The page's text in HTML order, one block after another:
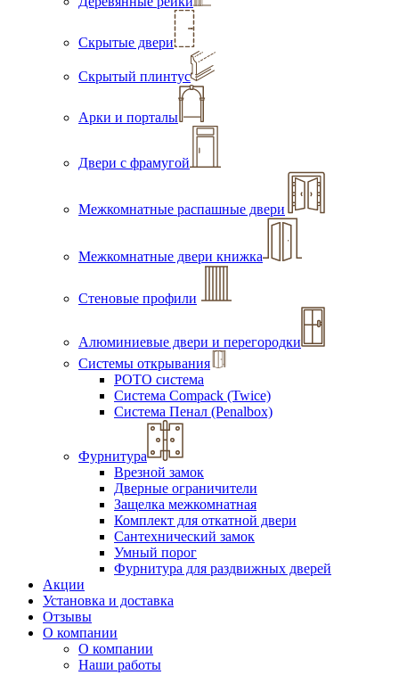
Скрытые двери
Скрытый плинтус
Арки и порталы
Двери с фрамугой
Межкомнатные распашные двери
Межкомнатные двери книжка
Стеновые профили
Алюминиевые двери и перегородки
Системы открывания
РОТО система
Система Compack (Twice)
Система Пенал (Penalbox)
Фурнитура
Врезной замок
Дверные ограничители
Защелка межкомнатная
Комплект для откатной двери
Сантехнический замок
Умный порог
Фурнитура для раздвижных дверей
Акции
Установка и доставка
Отзывы
О компании
О компании
Наши работы